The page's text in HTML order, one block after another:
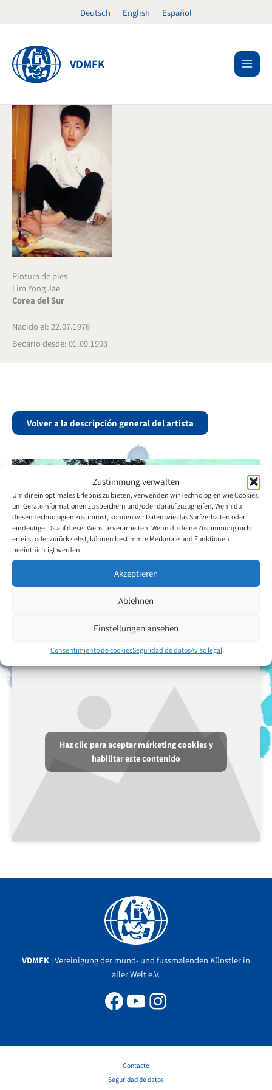
Zustimmung verwalten
Um dir ein optimales Erlebnis zu bieten, verwenden wir Technologien wie Cookies,
um Geräteinformationen zu speichern und/oder darauf zuzugreifen. Wenn du
diesen Technologien zustimmst, können wir Daten wie das Surfverhalten oder
eindeutige IDs auf dieser Website verarbeiten. Wenn du deine Zustimmung nicht
erteilst oder zurückziehst, können bestimmte Merkmale und Funktionen
beeinträchtigt werden.
Akzeptieren
Ablehnen
Einstellungen ansehen
Consentimiento de cookiesSeguridad de datosAviso legal
Deutsch English Español
VDMFK
Pintura de pies
Lim Yong Jae
Corea del Sur
Nacido el: 22.07.1976
Becario desde: 01.09.1993
Volver a la descripción general del artista
Haz clic para aceptar márketing cookies y
habilitar este contenido
VDMFK | Vereinigung der mund- und fussmalenden Künstler in
aller Welt e.V.
Facebook
YouTube
Instagram
Contacto
Seguridad de datos